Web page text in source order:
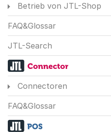
Betrieb von JTL-Shop
FAQ&Glossar
JTL-Search
Connectoren
FAQ&Glossar